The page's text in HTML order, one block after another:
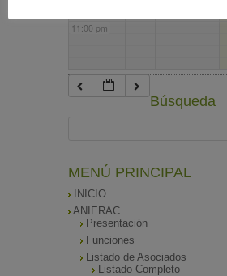
11:00 pm
Búsqueda
MENÚ PRINCIPAL
INICIO
ANIERAC
Presentación
Funciones
Listado de Asociados
Listado Completo